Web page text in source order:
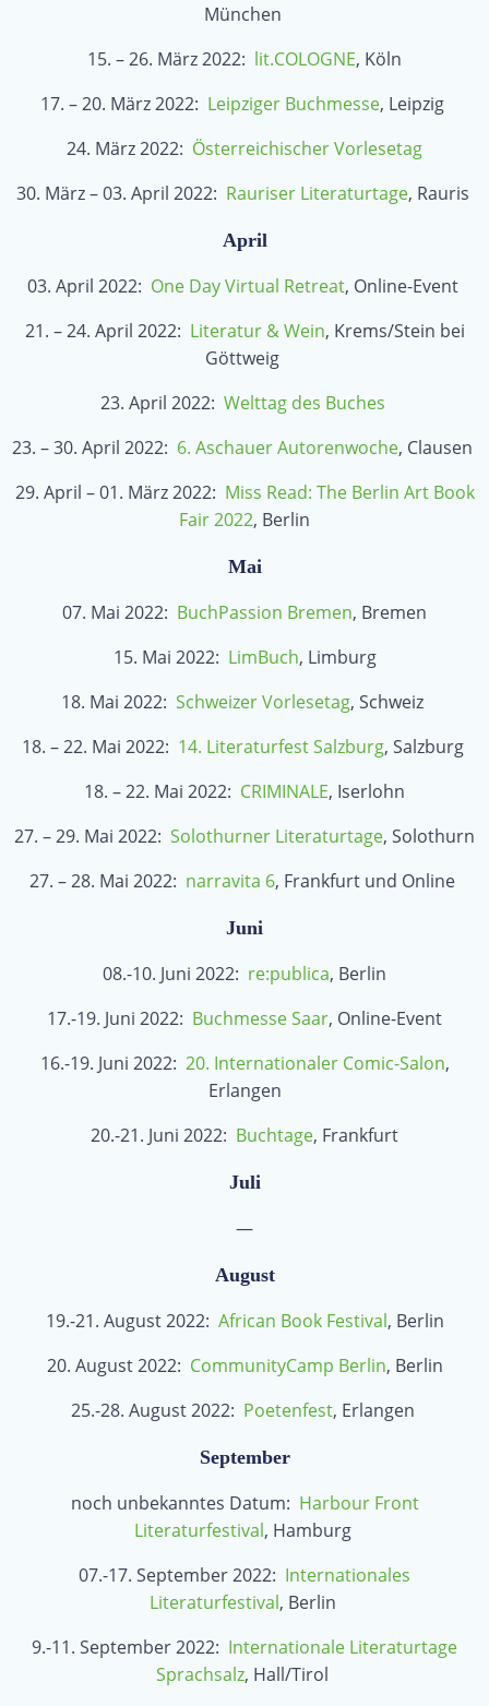
München
15. – 26. März 2022: lit.COLOGNE, Köln
17. – 20. März 2022: Leipziger Buchmesse, Leipzig
24. März 2022: Österreichischer Vorlesetag
30. März – 03. April 2022: Rauriser Literaturtage, Rauris
April
03. April 2022: One Day Virtual Retreat, Online-Event
21. – 24. April 2022: Literatur & Wein, Krems/Stein bei
Göttweig
23. April 2022: Welttag des Buches
23. – 30. April 2022: 6. Aschauer Autorenwoche, Clausen
29. April – 01. März 2022: Miss Read: The Berlin Art Book
Fair 2022, Berlin
Mai
07. Mai 2022: BuchPassion Bremen, Bremen
15. Mai 2022: LimBuch, Limburg
18. Mai 2022: Schweizer Vorlesetag, Schweiz
18. – 22. Mai 2022: 14. Literaturfest Salzburg, Salzburg
18. – 22. Mai 2022: CRIMINALE, Iserlohn
27. – 29. Mai 2022: Solothurner Literaturtage, Solothurn
27. – 28. Mai 2022: narravita 6, Frankfurt und Online
Juni
08.-10. Juni 2022: re:publica, Berlin
17.-19. Juni 2022: Buchmesse Saar, Online-Event
16.-19. Juni 2022: 20. Internationaler Comic-Salon,
Erlangen
20.-21. Juni 2022: Buchtage, Frankfurt
Juli
—
August
19.-21. August 2022: African Book Festival, Berlin
20. August 2022: CommunityCamp Berlin, Berlin
25.-28. August 2022: Poetenfest, Erlangen
September
noch unbekanntes Datum: Harbour Front
Literaturfestival, Hamburg
07.-17. September 2022: Internationales
Literaturfestival, Berlin
9.-11. September 2022: Internationale Literaturtage
Sprachsalz, Hall/Tirol